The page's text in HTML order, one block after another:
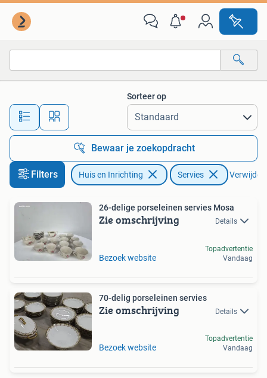
Alle afstanden…
Sorteer op
Bewaar je zoekopdracht
Filters Huis en Inrichting Servies Verwijder
26-delige porseleinen servies Mosa
Zie omschrijving Details
Bezoek website
Topadvertentie
Vandaag
70-delig porseleinen servies
Zie omschrijving Details
Bezoek website
Topadvertentie
Vandaag